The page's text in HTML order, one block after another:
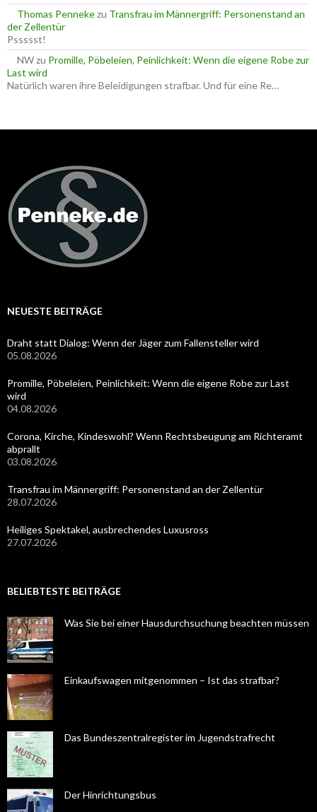
Thomas Pennekezu Transfrau im Männergriff: Personenstand an
der Zellentür
Pssssst!
NWzu Promille, Pöbeleien, Peinlichkeit: Wenn die eigene Robe zur
Last wird
Natürlich waren ihre Beleidigungen strafbar. Und für eine Re…
NEUESTE BEITRÄGE
Draht statt Dialog: Wenn der Jäger zum Fallensteller wird
05.08.2026
Promille, Pöbeleien, Peinlichkeit: Wenn die eigene Robe zur Last
wird
04.08.2026
Corona, Kirche, Kindeswohl? Wenn Rechtsbeugung am Richteramt
abprallt
03.08.2026
Transfrau im Männergriff: Personenstand an der Zellentür
28.07.2026
Heiliges Spektakel, ausbrechendes Luxusross
27.07.2026
BELIEBTESTE BEITRÄGE
Was Sie bei einer Hausdurchsuchung beachten müssen
Einkaufswagen mitgenommen – Ist das strafbar?
Das Bundeszentralregister im Jugendstrafrecht
Der Hinrichtungsbus